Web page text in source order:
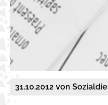
31.10.2012 von